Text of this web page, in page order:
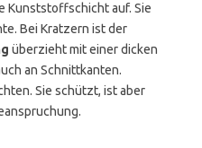
Kunststoffschicht auf. Sie
Bei Kratzern ist der
überzieht mit einer dicken
an Schnittkanten.
Sie schützt, ist aber